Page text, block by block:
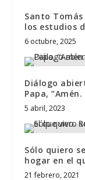
Santo
los estudios
6 octubre, 2025
Diálogo
Papa,
5 abril, 2023
Sólo quiero
hogar en el
21 febrero, 2021